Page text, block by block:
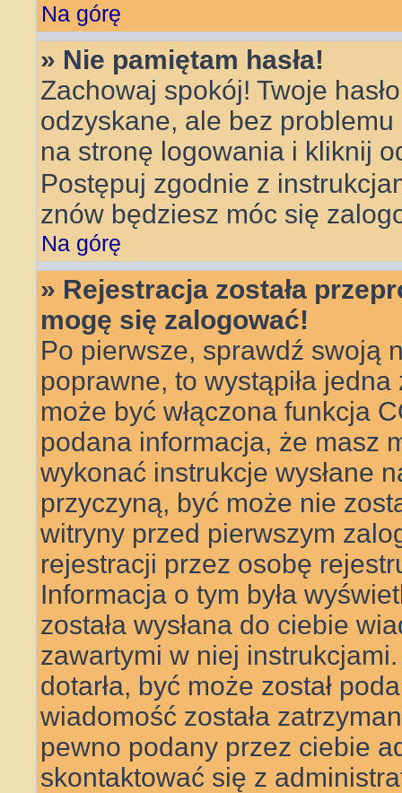
Na górę
» Nie pamiętam hasła!
Zachowaj spokój! Twoje
odzyskane, ale bez
na stronę logowania i kliknij
Postępuj zgodnie z
znów będziesz móc się
Na górę
» Rejestracja została
mogę się zalogować!
Po pierwsze, sprawdź swoją
poprawne, to wystąpiła
może być włączona funkcja
podana informacja, że masz
wykonać instrukcje wysłane
przyczyną, być może nie
witryny przed pierwszym
rejestracji przez osobę
Informacja o tym była
została wysłana do ciebie
zawartymi w niej
dotarła, być może został
wiadomość została
pewno podany przez ciebie
skontaktować się z